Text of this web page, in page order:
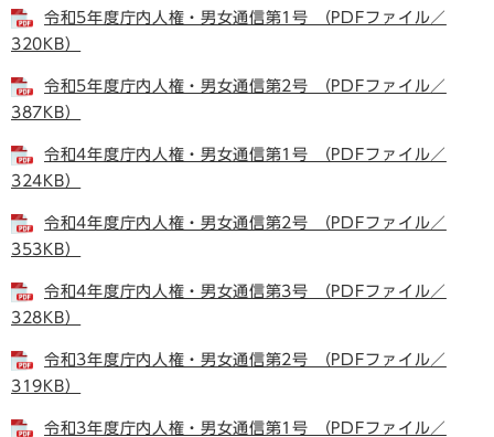
令和5年度庁内人権・男女通信第1号 （PDFファイル／
320KB）
令和5年度庁内人権・男女通信第2号 （PDFファイル／
387KB）
令和4年度庁内人権・男女通信第1号 （PDFファイル／
324KB）
令和4年度庁内人権・男女通信第2号 （PDFファイル／
353KB）
令和4年度庁内人権・男女通信第3号 （PDFファイル／
328KB）
令和3年度庁内人権・男女通信第2号 （PDFファイル／
319KB）
令和3年度庁内人権・男女通信第1号 （PDFファイル／